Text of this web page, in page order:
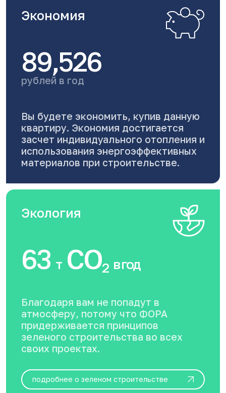
Экономия
89,526
рублей в год
Вы будете экономить, купив данную
квартиру. Экономия достигается
засчет индивидуального отопления и
использования энергоэффективных
материалов при строительстве.
Экология
63 тCO2 в год
Благодаря вам не попадут в
атмосферу, потому что ФОРА
придерживается принципов
зеленого строительства во всех
своих проектах.
подробнее о зеленом строительстве